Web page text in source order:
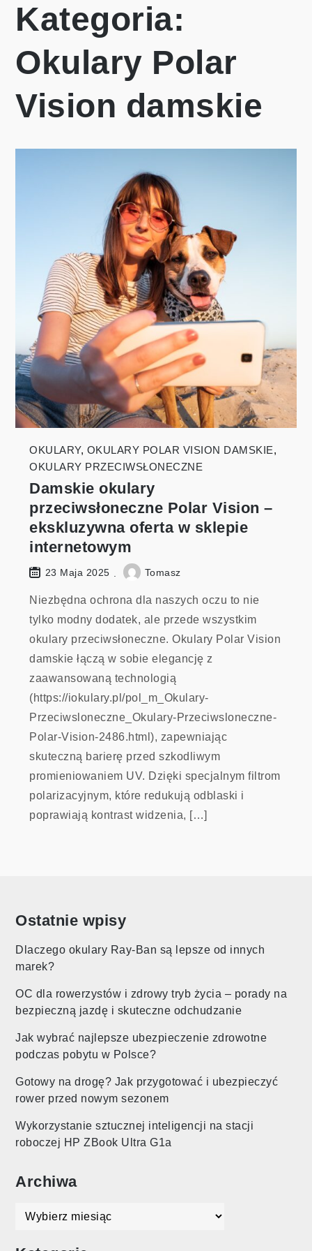
Kategoria:
Okulary Polar
Vision damskie
OKULARY, OKULARY POLAR VISION DAMSKIE,
OKULARY PRZECIWSŁONECZNE
Damskie okulary
przeciwsłoneczne Polar Vision –
ekskluzywna oferta w sklepie
internetowym
23 Maja 2025 Tomasz
Niezbędna ochrona dla naszych oczu to nie
tylko modny dodatek, ale przede wszystkim
okulary przeciwsłoneczne. Okulary Polar Vision
damskie łączą w sobie elegancję z
zaawansowaną technologią
(https://iokulary.pl/pol_m_Okulary-
Przeciwsloneczne_Okulary-Przeciwsloneczne-
Polar-Vision-2486.html), zapewniając
skuteczną barierę przed szkodliwym
promieniowaniem UV. Dzięki specjalnym filtrom
polarizacyjnym, które redukują odblaski i
poprawiają kontrast widzenia, […]
Ostatnie wpisy
Dlaczego okulary Ray-Ban są lepsze od innych
marek?
OC dla rowerzystów i zdrowy tryb życia – porady na
bezpieczną jazdę i skuteczne odchudzanie
Jak wybrać najlepsze ubezpieczenie zdrowotne
podczas pobytu w Polsce?
Gotowy na drogę? Jak przygotować i ubezpieczyć
rower przed nowym sezonem
Wykorzystanie sztucznej inteligencji na stacji
roboczej HP ZBook Ultra G1a
Archiwa
Archiwa